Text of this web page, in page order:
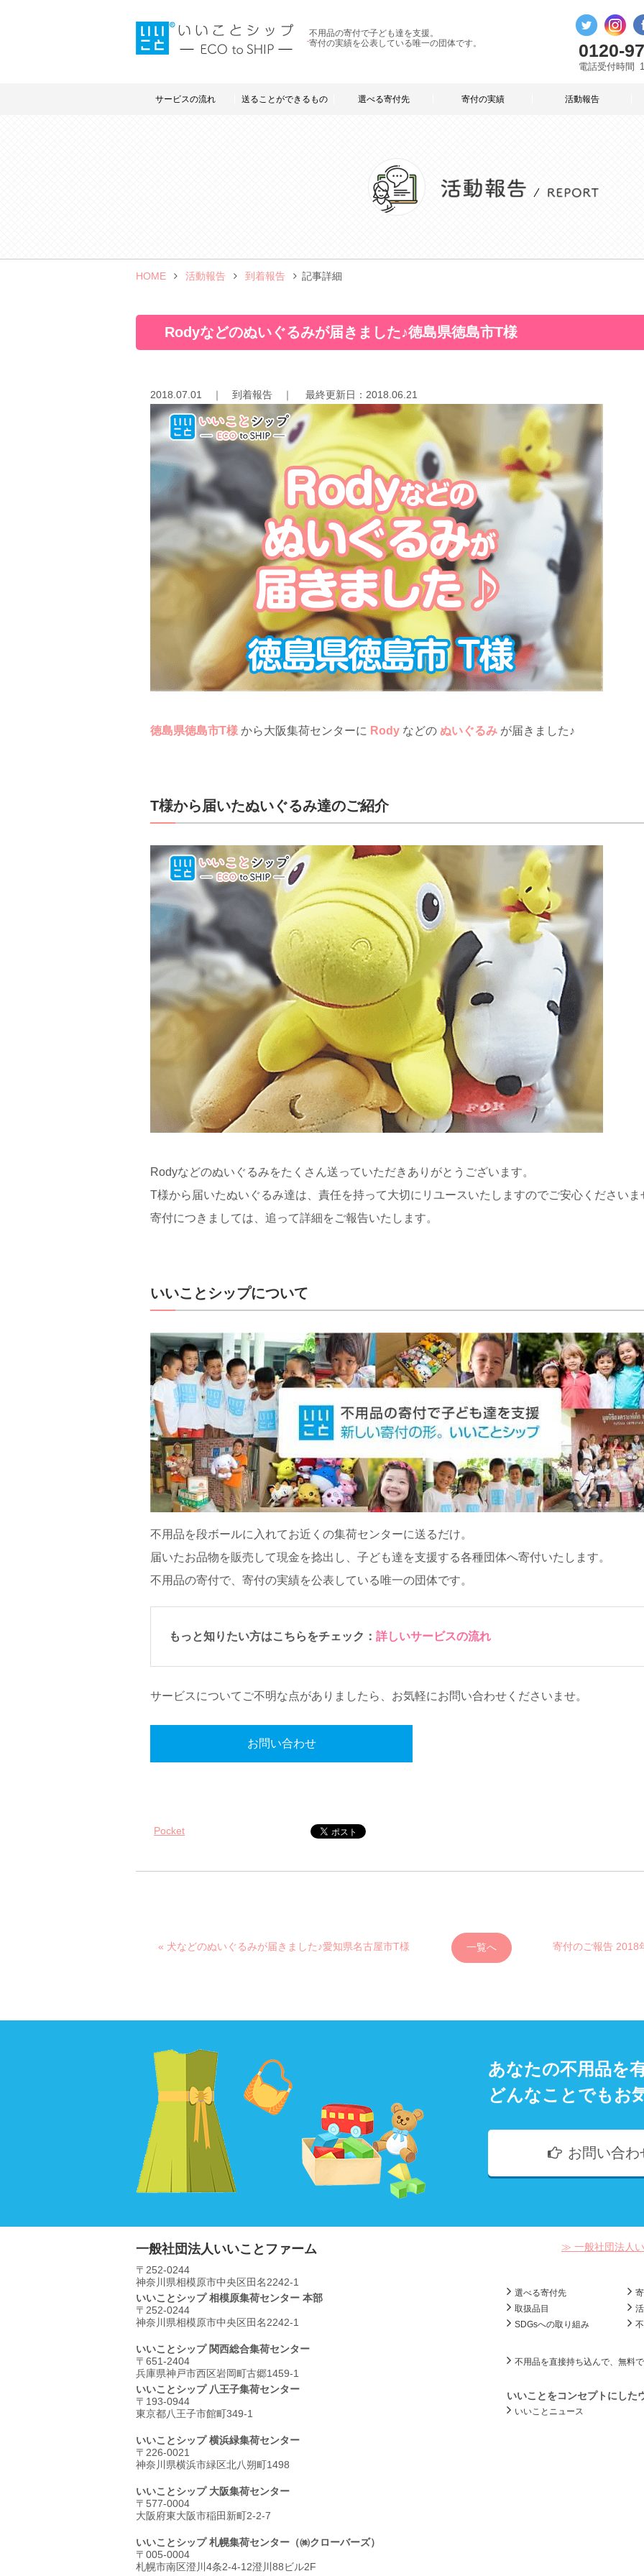
不用品の寄付で子ども達を支援。
寄付の実績を公表している唯一の団体です。
0120-
電話受付時間
サービスの流れ 送ることができるもの 選べる寄付先 寄付の実績 活動報告
HOME 活動報告 到着報告 記事詳細
Rodyなどのぬいぐるみが届きました♪徳島県徳島市T様
2018.07.01 ｜ 到着報告 ｜ 最終更新日： 2018.06.21
徳島県徳島市T様 から大阪集荷センターに Rody などの ぬいぐるみ が届きました♪
T様から届いたぬいぐるみ達のご紹介
Rodyなどのぬいぐるみをたくさん送っていただきありがとうございます。
T様から届いたぬいぐるみ達は、責任を持って大切にリユースいたしますのでご安心くださいま
寄付につきましては、追って詳細をご報告いたします。
いいことシップについて
不用品を段ボールに入れてお近くの集荷センターに送るだけ。
届いたお品物を販売して現金を捻出し、子ども達を支援する各種団体へ寄付いたします。
不用品の寄付で、寄付の実績を公表している唯一の団体です。
もっと知りたい方はこちらをチェック： 詳しいサービスの流れ
サービスについてご不明な点がありましたら、お気軽にお問い合わせくださいませ。
お問い合わせ
Pocket
« 犬などのぬいぐるみが届きました♪愛知県名古屋市T様 一覧へ 寄付のご報告 2018
あなたの不用品を
どんなことでもお
お問い合
一般社団法人いいことファーム
〒252-0244
神奈川県相模原市中央区⽥名2242-1
いいことシップ 相模原集荷センター 本部
〒252-0244
神奈川県相模原市中央区⽥名2242-1
いいことシップ 関西総合集荷センター
〒651-2404
兵庫県神戸市西区岩岡町古郷1459-1
いいことシップ 八王子集荷センター
〒193-0944
東京都八王子市館町349-1
いいことシップ 横浜緑集荷センター
〒226-0021
神奈川県横浜市緑区北八朔町1498
いいことシップ 大阪集荷センター
〒577-0004
大阪府東大阪市稲田新町2-2-7
いいことシップ 札幌集荷センター （㈱クローバーズ）
〒005-0004
札幌市南区澄川4条2-4-12澄川88ビル2F
≫ 一般社団法人
選べる寄付先
取扱品目
SDGsへの取り組み
不用品を直接持ち込んで、無料
いいことをコンセプトにした
いいことニュース